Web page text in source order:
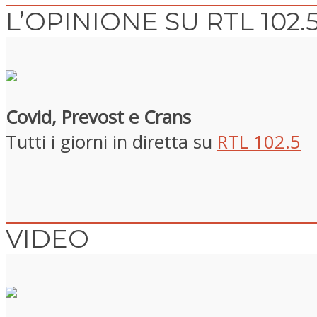
L’OPINIONE SU RTL
Covid, Prevost e Crans
Tutti i giorni in diretta su RTL 102.5
VIDEO